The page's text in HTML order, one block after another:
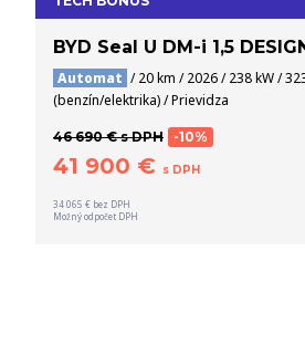
BYD Seal U DM-i 1,5
Automat / 20 km / 2026 / 238 kW /
(benzín/elektrika) / Prievidza
46 690 € s DPH -10%
41 900 € s DPH
34 065 € bez DPH
Možný odpočet DPH